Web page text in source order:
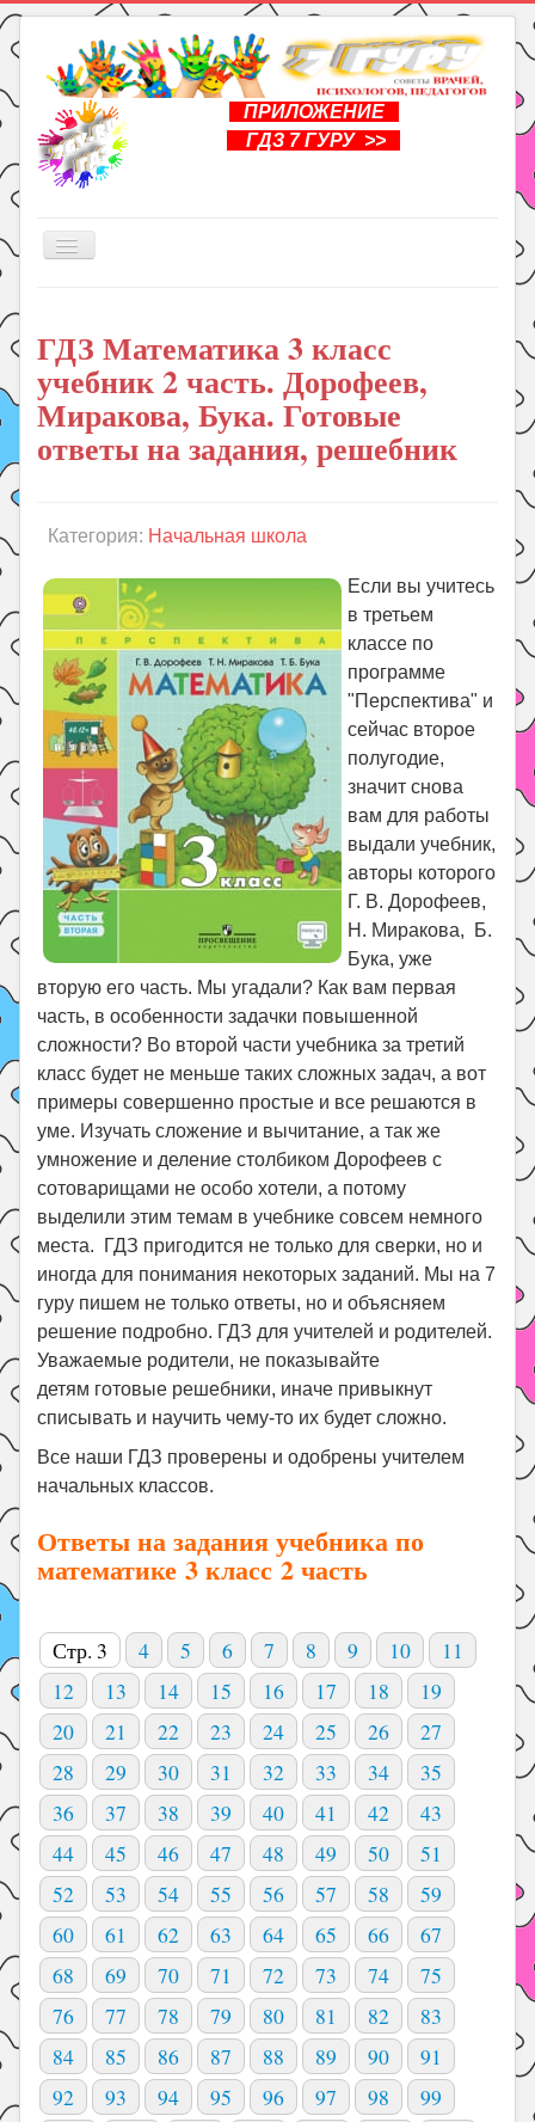
ПРИЛОЖЕНИЕ
ГДЗ 7 ГУРУ >>
Включить/
Книги
Рукоделие
Подготовка к школе
Уроки
Праздники
Психология
Летом!
Поиск
ГДЗ Математика 3 класс
учебник 2 часть. Дорофеев,
Миракова, Бука. Готовые
ответы на задания, решебник
Категория: Начальная школа
Если вы учитесь
в третьем
классе по
программе
"Перспектива" и
сейчас второе
полугодие,
значит снова
вам для работы
выдали учебник,
авторы которого
Г. В. Дорофеев,
Н. Миракова, Б.
Бука, уже
вторую его часть. Мы угадали? Как вам первая
часть, в особенности задачки повышенной
сложности? Во второй части учебника за третий
класс будет не меньше таких сложных задач, а вот
примеры совершенно простые и все решаются в
уме. Изучать сложение и вычитание, а так же
умножение и деление столбиком Дорофеев с
сотоварищами не особо хотели, а потому
выделили этим темам в учебнике совсем немного
места. ГДЗ пригодится не только для сверки, но и
иногда для понимания некоторых заданий. Мы на 7
гуру пишем не только ответы, но и объясняем
решение подробно. ГДЗ для учителей и родителей.
Уважаемые родители, не показывайте
детям готовые решебники, иначе привыкнут
списывать и научить чему-то их будет сложно.
Все наши ГДЗ проверены и одобрены учителем
начальных классов.
Ответы на задания учебника по
математике 3 класс 2 часть
Стр. 3 4 5 6 7 8 9 10
11
12
13 14 15 16 17 18
19
20
21 22 23 24 25 26
27
28
29 30 31 32 33 34
35
36
37 38 39 40 41 42
43
44
45 46 47 48 49 50
51
52
53 54 55 56 57 58
59
60
61 62 63 64 65 66
67
68
69 70 71 72 73 74
75
76
77 78 79 80 81 82
83
84
85 86 87 88 89 90
91
92
93 94 95 96 97 98
99